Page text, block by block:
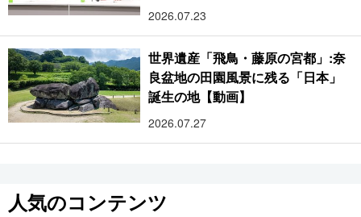
2026.07.23
世界遺産「飛鳥・藤原の宮都」:奈
良盆地の田園風景に残る「日本」
誕生の地【動画】
2026.07.27
人気のコンテンツ